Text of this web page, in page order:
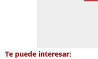
Te puede interesar: